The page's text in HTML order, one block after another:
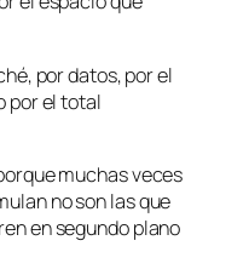
por datos, por el
por el total
muchas veces
no son las que
en segundo plano